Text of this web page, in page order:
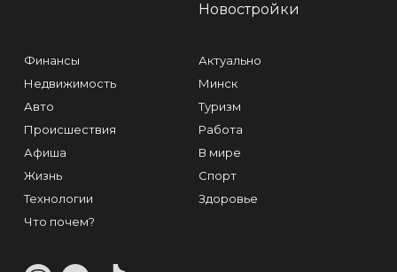
Новостройки
Финансы
Недвижимость
Авто
Происшествия
Афиша
Жизнь
Технологии
Что почем?
Актуально
Минск
Туризм
Работа
В мире
Спорт
Здоровье